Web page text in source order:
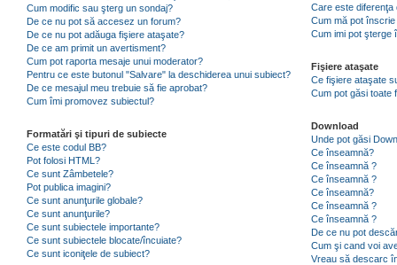
Cum modific sau şterg un sondaj?
De ce nu pot să accesez un forum?
De ce nu pot adăuga fişiere ataşate?
De ce am primit un avertisment?
Cum pot raporta mesaje unui moderator?
Pentru ce este butonul "Salvare" la deschiderea unui subiect?
De ce mesajul meu trebuie să fie aprobat?
Cum îmi promovez subiectul?
Formatări şi tipuri de subiecte
Ce este codul BB?
Pot folosi HTML?
Ce sunt Zâmbetele?
Pot publica imagini?
Ce sunt anunţurile globale?
Ce sunt anunţurile?
Ce sunt subiectele importante?
Ce sunt subiectele blocate/încuiate?
Ce sunt iconiţele de subiect?
Care este
Cum mă pot
Cum imi pot şterge
Fişiere ataşate
Ce fişiere ataşate
Cum pot găsi toate
Download
Unde pot găsi
Ce înseamnă?
Ce înseamnă ?
Ce înseamnă ?
Ce înseamnă?
Ce înseamnă ?
Ce înseamnă ?
De ce nu pot
Cum şi cand voi
Vreau să descarc